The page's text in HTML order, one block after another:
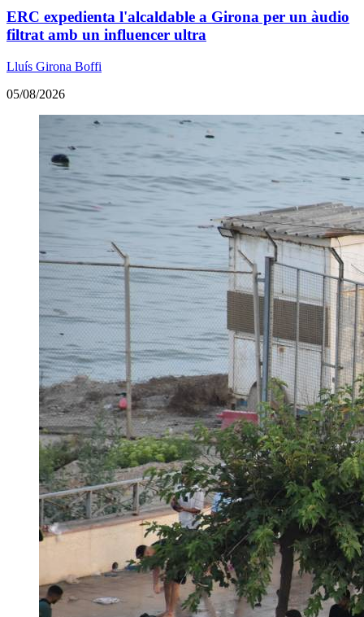
ERC expedienta l'alcaldable a Girona per un àudio
filtrat amb un influencer ultra
Lluís Girona Boffi
05/08/2026